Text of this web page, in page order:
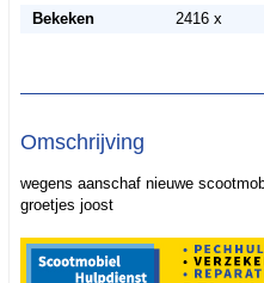
Bekeken
2416 x
Omschrijving
wegens aanschaf nieuwe
groetjes joost